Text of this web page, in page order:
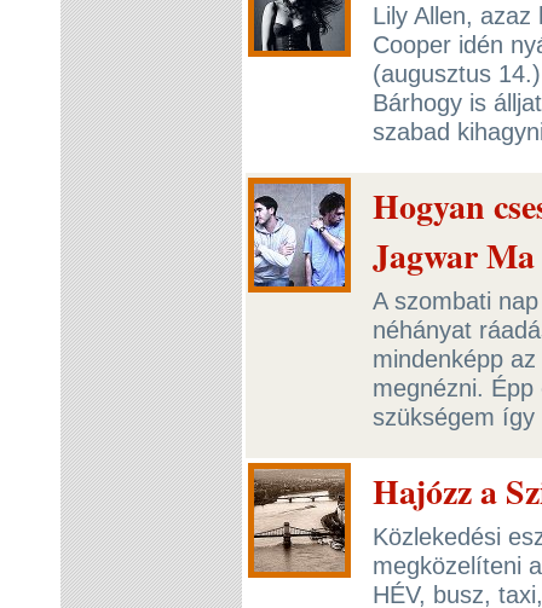
Lily Allen,
Cooper idén
(augusztus
Bárhogy is
szabad
Hogyan
Jagwar Ma
A szombati
néhányat
mindenképp
megnézni.
szükségem
Hajózz a
Közlekedési
megközelíteni
HÉV, busz,